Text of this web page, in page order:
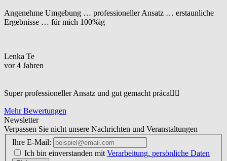
Angenehme Umgebung … professioneller Ansatz … erstaunliche
Ergebnisse … für mich 100%ig
Lenka Te
vor 4 Jahren
Super professioneller Ansatz und gut gemacht práca☝🏼
Mehr Bewertungen
Newsletter
Verpassen Sie nicht unsere Nachrichten und Veranstaltungen
Ihre E-Mail:
Ich bin einverstanden mitVerarbeitung. persönliche Daten